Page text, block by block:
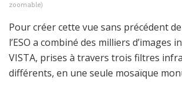
zoomable)
Pour créer cette vue sans précédent
l’ESO a combiné des milliers d’images
VISTA, prises à travers trois filtres
différents, en une seule mosaïque